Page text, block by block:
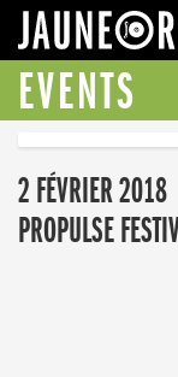
EVENTS
2 FÉVRIER 2018
PROPULSE